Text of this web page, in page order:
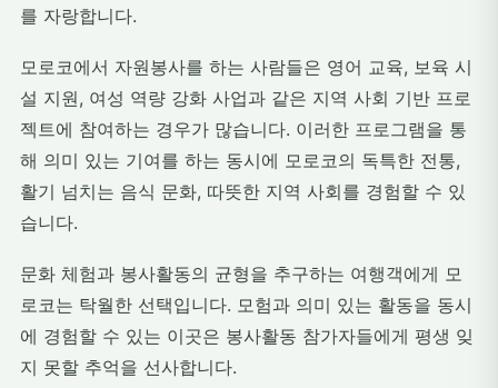
를 자랑합니다.
모로코에서 자원봉사를 하는 사람들은 영어 교육, 보육 시
설 지원, 여성 역량 강화 사업과 같은 지역 사회 기반 프로
젝트에 참여하는 경우가 많습니다. 이러한 프로그램을 통
해 의미 있는 기여를 하는 동시에 모로코의 독특한 전통,
활기 넘치는 음식 문화, 따뜻한 지역 사회를 경험할 수 있
습니다.
문화 체험과 봉사활동의 균형을 추구하는 여행객에게 모
로코는 탁월한 선택입니다. 모험과 의미 있는 활동을 동시
에 경험할 수 있는 이곳은 봉사활동 참가자들에게 평생 잊
지 못할 추억을 선사합니다.